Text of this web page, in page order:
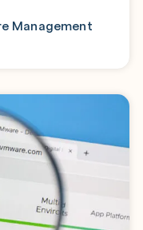
Management